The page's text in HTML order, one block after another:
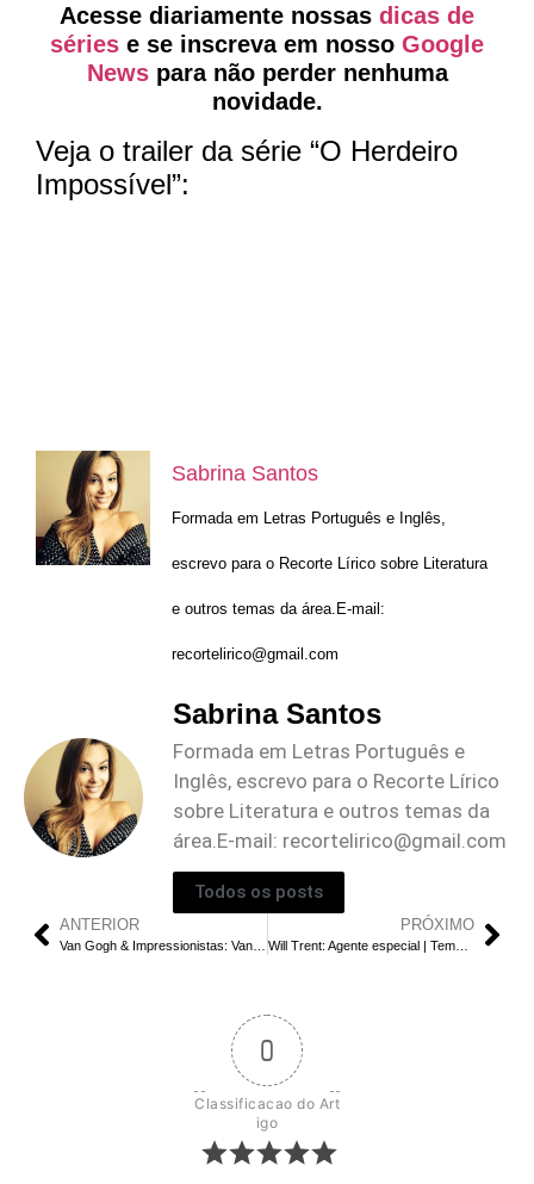
Acesse diariamente nossas dicas de
séries e se inscreva em nosso Google
Newspara não perder nenhuma
novidade.
Veja o trailer da série “O Herdeiro
Impossível”:
Sabrina Santos
Formada em Letras Português e Inglês,
escrevo para o Recorte Lírico sobre Literatura
e outros temas da área.E-mail:
recortelirico@gmail.com
Sabrina Santos
Formada em Letras Português e
Inglês, escrevo para o Recorte Lírico
sobre Literatura e outros temas da
área.E-mail: recortelirico@gmail.com
Todos os posts
ANTERIOR
Van Gogh & Impressionistas: Vantagens e Desvantagens da Tecnologia Digital
PRÓXIMO
Will Trent: Agente especial | Temporada 2, Episódio 2: O Que Sugere o Arquivo no Final?
0
Classificacao do Art
igo